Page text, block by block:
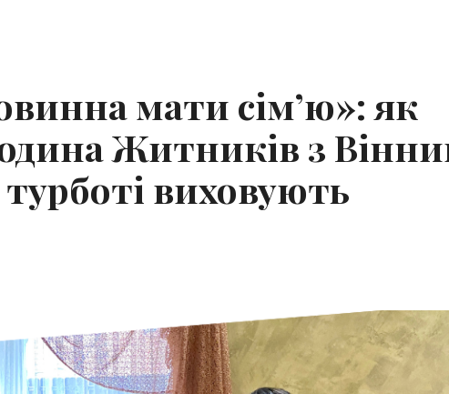
мати сім’ю»: як
Житників з
виховують